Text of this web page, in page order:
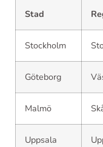
Stad
Stockholm
Göteborg
Malmö
Uppsala